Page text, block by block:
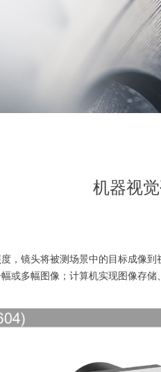
机器视
镜头将被测场景中的目标成像到
或多幅图像；计算机实现图像存储